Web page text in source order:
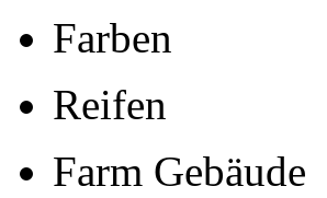
Farben
Reifen
Farm Gebäude